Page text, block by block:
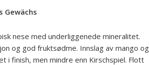
Gewächs
nese med underliggenede mineralitet.
og god fruktsødme. Innslag av mango og
i finish, men mindre enn Kirschspiel. Flott